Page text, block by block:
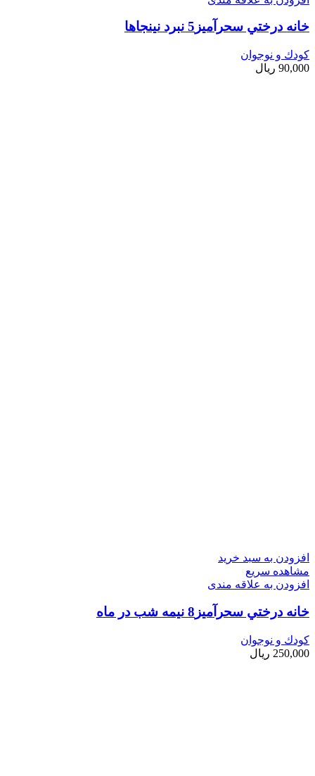
خانه درختي سحرآميز5 نبرد نينجاها
کودك و نوجوان
90,000 ریال
افزودن به سبد خرید
مشاهده سریع
افزودن به علاقه مندی
خانه درختي سحرآميز8 نيمه شب در ماه
کودك و نوجوان
250,000 ریال